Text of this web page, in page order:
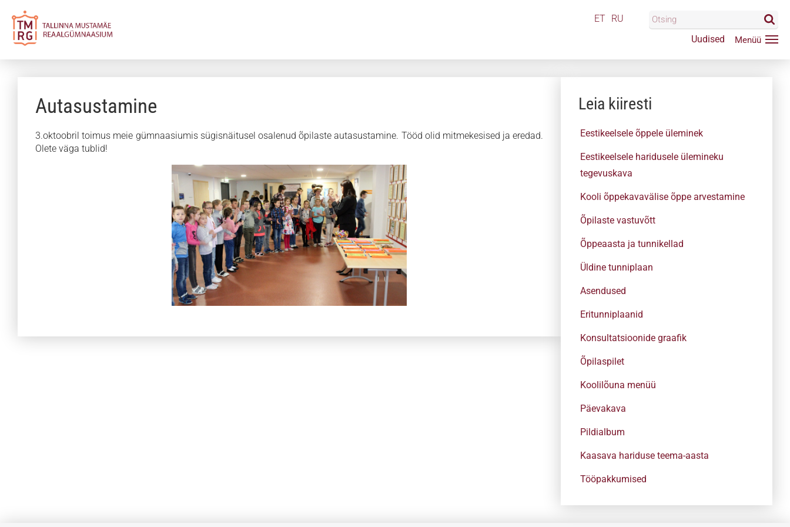
ET RU
Uudised
Autasustamine
3.oktoobril toimus meie gümnaasiumis sügisnäitusel osalenud õpilaste autasustamine. Tööd olid mitmekesised ja eredad.
Olete väga tublid!
Leia kiiresti
Eestikeelsele õppele üleminek
Eestikeelsele haridusele ülemineku
tegevuskava
Kooli õppekavavälise õppe arvestamine
Õpilaste vastuvõtt
Õppeaasta ja tunnikellad
Üldine tunniplaan
Asendused
Eritunniplaanid
Konsultatsioonide graafik
Õpilaspilet
Koolilõuna menüü
Päevakava
Pildialbum
Kaasava hariduse teema-aasta
Tööpakkumised